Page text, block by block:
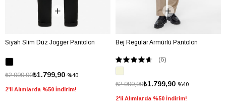
Siyah Slim Düz Jogger Pantolon
%40
₺1.799,90
₺2.999,90
2'li Alımlarda %50 İndirim!
Bej Regular Armürlü Pantolon
(6)
%40
₺1.799,90
₺2.999,90
2'li Alımlarda %50 İndirim!